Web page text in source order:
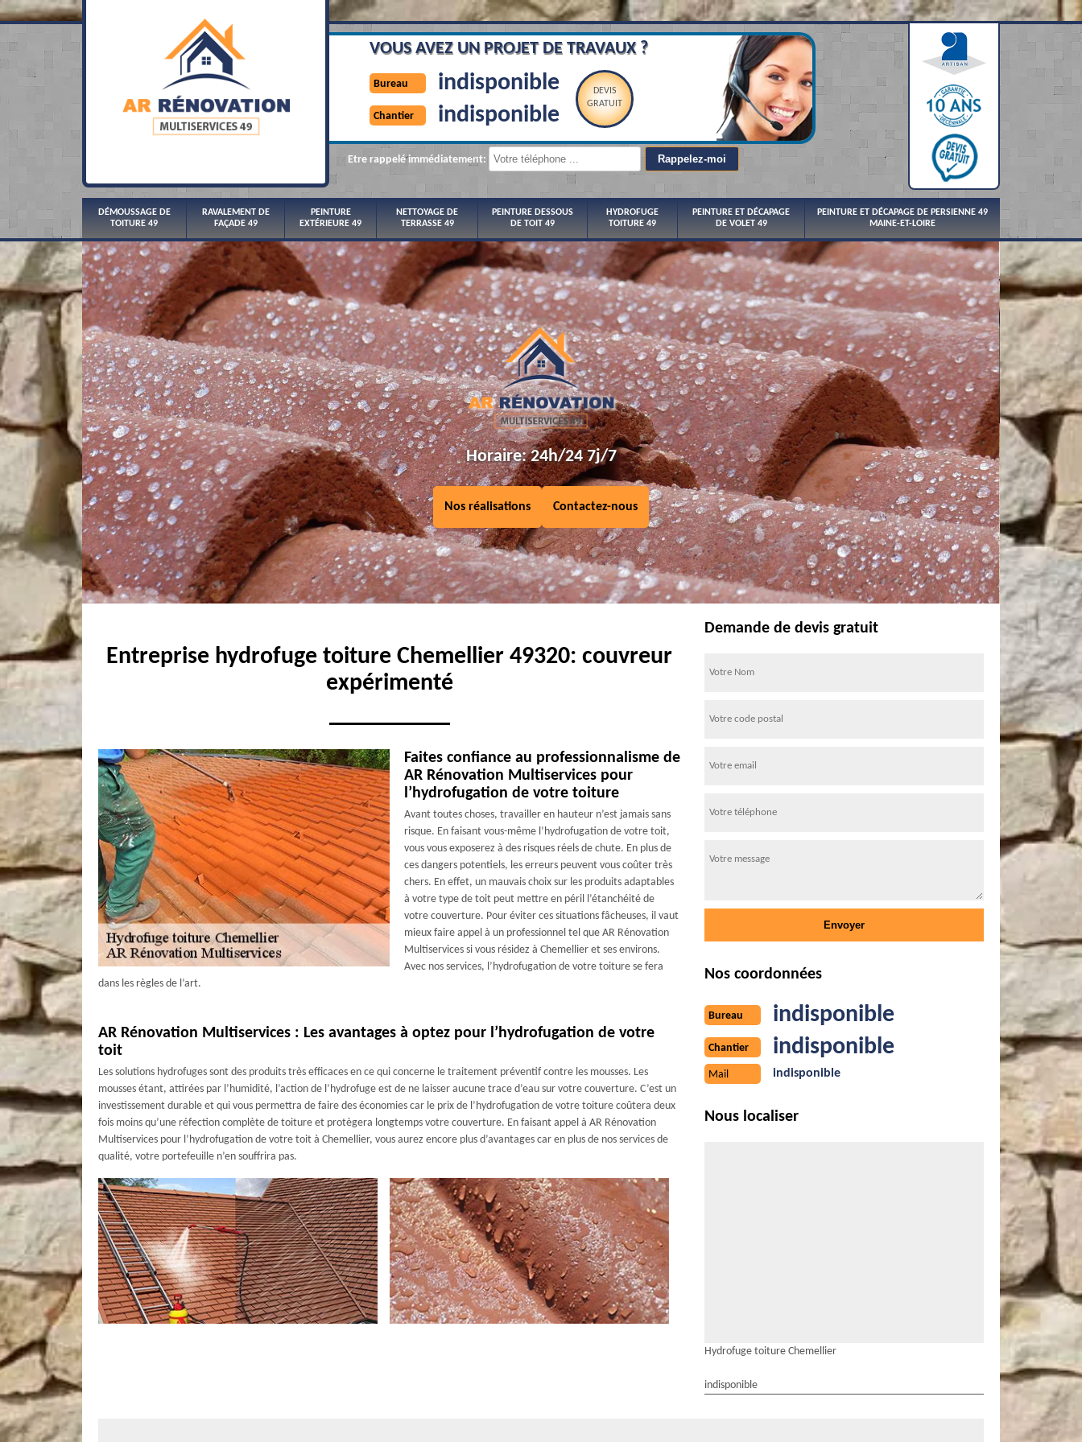
VOUS AVEZ UN PROJET DE TRAVAUX ?
Bureau indisponible
Chantier indisponible
DEVIS
GRATUIT
Etre rappelé immédiatement:
DÉMOUSSAGE DE
TOITURE 49
RAVALEMENT DE
FAÇADE 49
PEINTURE
EXTÉRIEURE 49
NETTOYAGE DE
TERRASSE 49
PEINTURE DESSOUS
DE TOIT 49
HYDROFUGE
TOITURE 49
PEINTURE ET DÉCAPAGE
DE VOLET 49
PEINTURE ET DÉCAPAGE DE PERSIENNE 49
MAINE-ET-LOIRE
Horaire: 24h/24 7j/7
Nos réalisations Contactez-nous
Entreprise hydrofuge toiture Chemellier 49320: couvreur
expérimenté
Faites confiance au professionnalisme de
AR Rénovation Multiservices pour
l’hydrofugation de votre toiture
Avant toutes choses, travailler en hauteur n’est jamais sans
risque. En faisant vous-même l’hydrofugation de votre toit,
vous vous exposerez à des risques réels de chute. En plus de
ces dangers potentiels, les erreurs peuvent vous coûter très
chers. En effet, un mauvais choix sur les produits adaptables
à votre type de toit peut mettre en péril l’étanchéité de
votre couverture. Pour éviter ces situations fâcheuses, il vaut
mieux faire appel à un professionnel tel que AR Rénovation
Multiservices si vous résidez à Chemellier et ses environs.
Avec nos services, l’hydrofugation de votre toiture se fera
dans les règles de l’art.
AR Rénovation Multiservices : Les avantages à optez pour l’hydrofugation de votre
toit
Les solutions hydrofuges sont des produits très efficaces en ce qui concerne le traitement préventif contre les mousses. Les
mousses étant, attirées par l’humidité, l’action de l’hydrofuge est de ne laisser aucune trace d’eau sur votre couverture. C’est un
investissement durable et qui vous permettra de faire des économies car le prix de l’hydrofugation de votre toiture coûtera deux
fois moins qu’une réfection complète de toiture et protègera longtemps votre couverture. En faisant appel à AR Rénovation
Multiservices pour l’hydrofugation de votre toit à Chemellier, vous aurez encore plus d’avantages car en plus de nos services de
qualité, votre portefeuille n’en souffrira pas.
Demande de devis gratuit
Nos coordonnées
Bureau indisponible
Chantier indisponible
Mail indisponible
Nous localiser
Hydrofuge toiture Chemellier
indisponible